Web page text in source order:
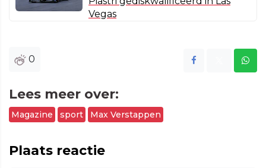
Vegas
0
Lees meer over:
Magazine sport Max Verstappen
Plaats reactie